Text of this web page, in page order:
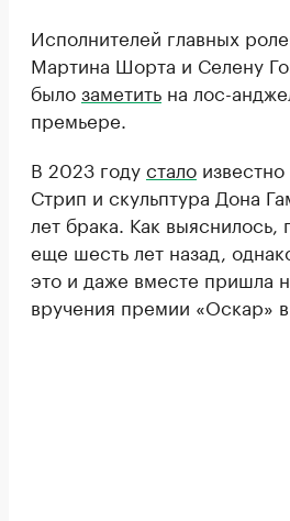
Исполнителей главных
Мартина Шорта и Селену
былозаметить на лос-
премьере.
В 2023 годустало
Стрип и скульптура Дона
лет брака. Как выяснилось,
еще шесть лет назад,
это и даже вместе пришла
вручения премии «Оскар»